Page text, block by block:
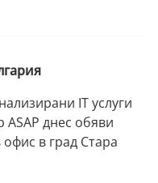
IT услуги
ASAP днес обяви
в град Стара